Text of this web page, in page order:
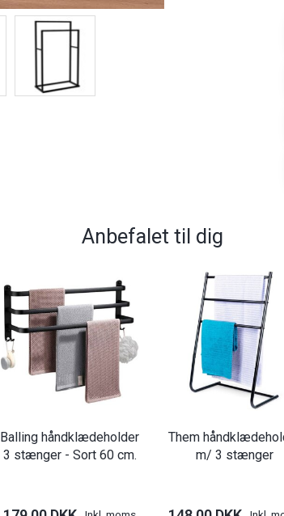
Anbefalet til dig
Balling håndklædeholder
3 stænger - Sort 60 cm.
Them
m/ 3 stænger